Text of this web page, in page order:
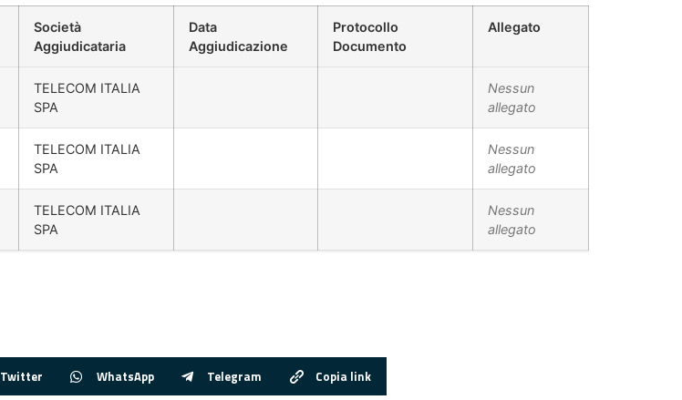
Società
Aggiudicataria
Data
Aggiudicazione
Protocollo
Documento
Allegato
TELECOM ITALIA
SPA
Nessun
allegato
TELECOM ITALIA
SPA
Nessun
allegato
TELECOM ITALIA
SPA
Nessun
allegato
Twitter WhatsApp Telegram Copia link